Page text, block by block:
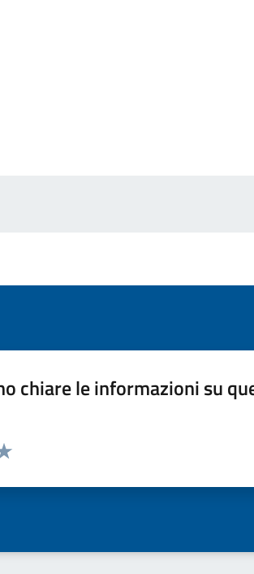
chiare le informazioni su
la pagina